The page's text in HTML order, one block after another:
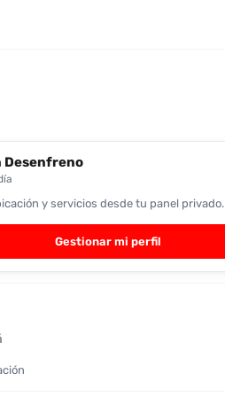
Desenfreno
y servicios desde tu panel privado.
Gestionar mi perfil